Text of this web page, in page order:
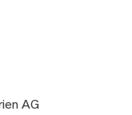
AG